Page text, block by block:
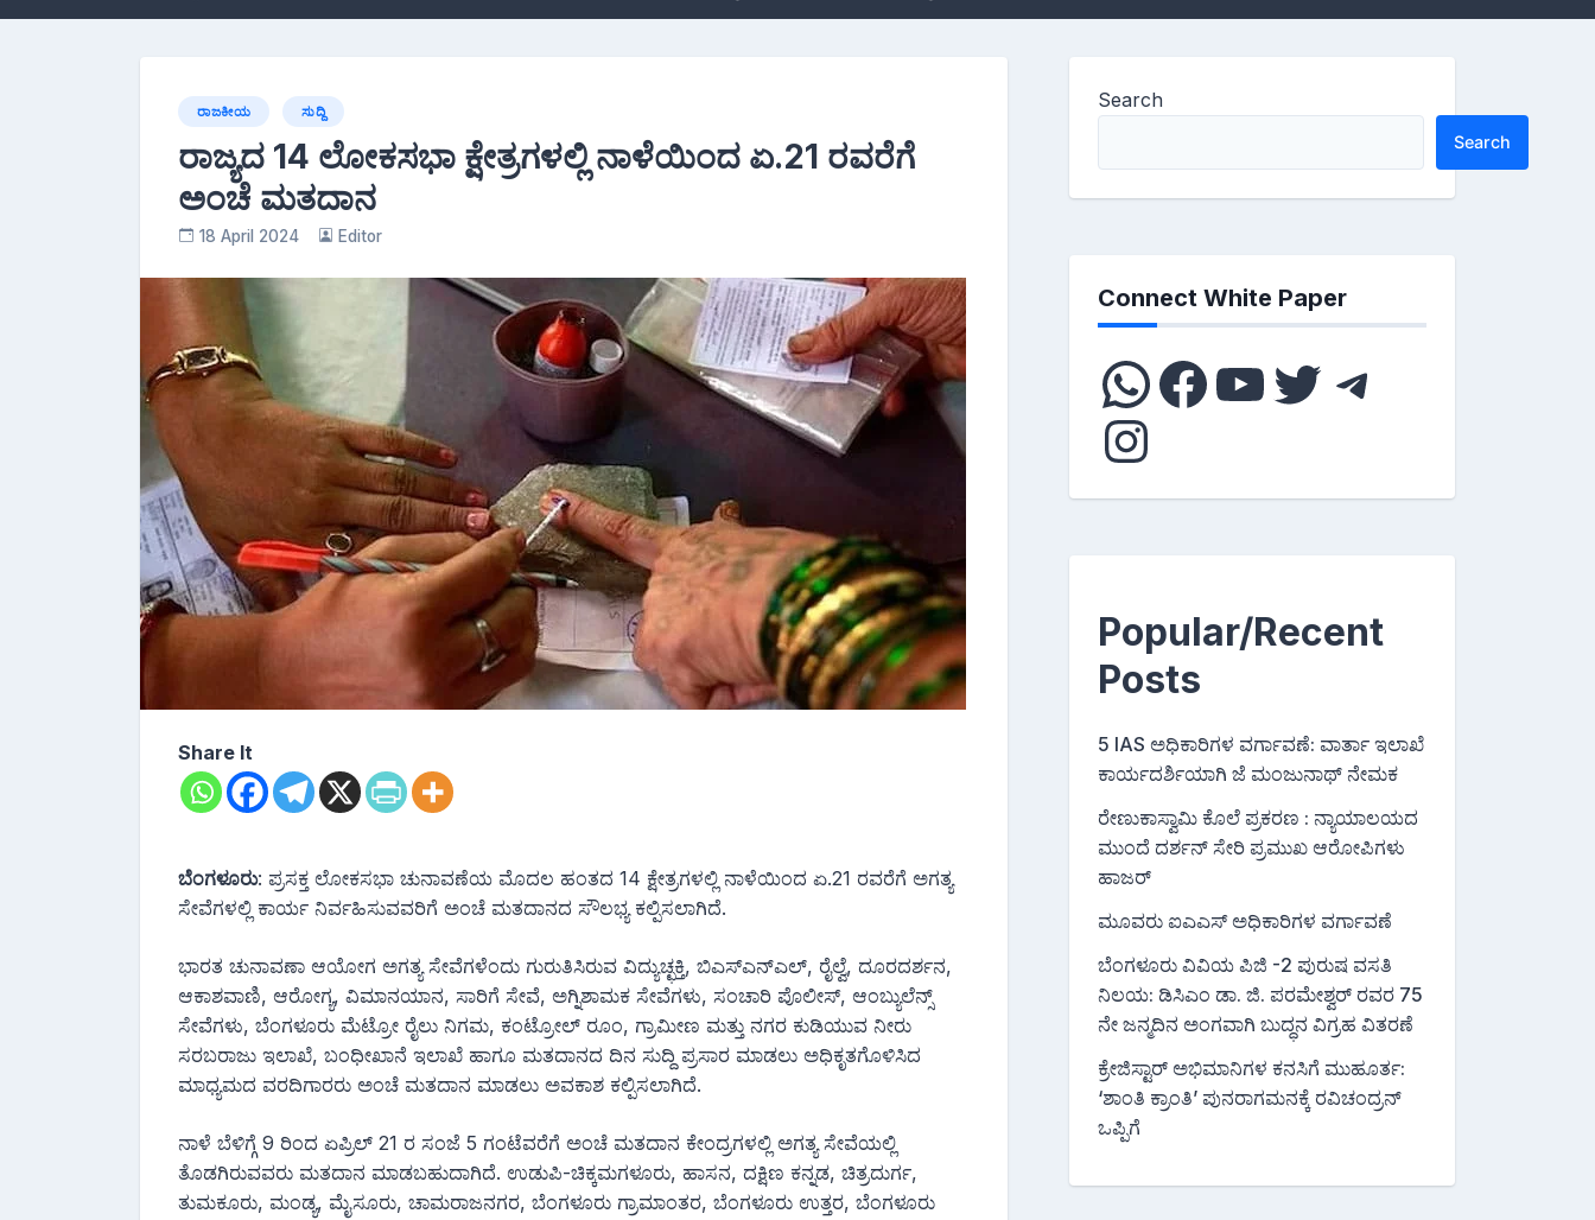
ರಾಜಕೀಯ ಸುದ್ದಿ
ರಾಜ್ಯದ 14 ಲೋಕಸಭಾ ಕ್ಷೇತ್ರಗಳಲ್ಲಿ ನಾಳೆಯಿಂದ ಏ.21 ರವರೆಗೆ
ಅಂಚೆ ಮತದಾನ
18 April 2024 Editor
Share It
ಬೆಂಗಳೂರು: ಪ್ರಸಕ್ತ ಲೋಕಸಭಾ ಚುನಾವಣೆಯ ಮೊದಲ ಹಂತದ 14 ಕ್ಷೇತ್ರಗಳಲ್ಲಿ ನಾಳೆಯಿಂದ ಏ.21 ರವರೆಗೆ ಅಗತ್ಯ
ಸೇವೆಗಳಲ್ಲಿ ಕಾರ್ಯ ನಿರ್ವಹಿಸುವವರಿಗೆ ಅಂಚೆ ಮತದಾನದ ಸೌಲಭ್ಯ ಕಲ್ಪಿಸಲಾಗಿದೆ.
ಭಾರತ ಚುನಾವಣಾ ಆಯೋಗ ಅಗತ್ಯ ಸೇವೆಗಳೆಂದು ಗುರುತಿಸಿರುವ ವಿದ್ಯುಚ್ಛಕ್ತಿ, ಬಿಎಸ್‍ಎನ್‍ಎಲ್, ರೈಲ್ವೆ, ದೂರದರ್ಶನ,
ಆಕಾಶವಾಣಿ, ಆರೋಗ್ಯ, ವಿಮಾನಯಾನ, ಸಾರಿಗೆ ಸೇವೆ, ಅಗ್ನಿಶಾಮಕ ಸೇವೆಗಳು, ಸಂಚಾರಿ ಪೊಲೀಸ್, ಆಂಬ್ಯುಲೆನ್ಸ್
ಸೇವೆಗಳು, ಬೆಂಗಳೂರು ಮೆಟ್ರೋ ರೈಲು ನಿಗಮ, ಕಂಟ್ರೋಲ್ ರೂಂ, ಗ್ರಾಮೀಣ ಮತ್ತು ನಗರ ಕುಡಿಯುವ ನೀರು
ಸರಬರಾಜು ಇಲಾಖೆ, ಬಂಧೀಖಾನೆ ಇಲಾಖೆ ಹಾಗೂ ಮತದಾನದ ದಿನ ಸುದ್ದಿ ಪ್ರಸಾರ ಮಾಡಲು ಅಧಿಕೃತಗೊಳಿಸಿದ
ಮಾಧ್ಯಮದ ವರದಿಗಾರರು ಅಂಚೆ ಮತದಾನ ಮಾಡಲು ಅವಕಾಶ ಕಲ್ಪಿಸಲಾಗಿದೆ.
ನಾಳೆ ಬೆಳಿಗ್ಗೆ 9 ರಿಂದ ಏಪ್ರಿಲ್ 21 ರ ಸಂಜೆ 5 ಗಂಟೆವರೆಗೆ ಅಂಚೆ ಮತದಾನ ಕೇಂದ್ರಗಳಲ್ಲಿ ಅಗತ್ಯ ಸೇವೆಯಲ್ಲಿ
ತೊಡಗಿರುವವರು ಮತದಾನ ಮಾಡಬಹುದಾಗಿದೆ. ಉಡುಪಿ-ಚಿಕ್ಕಮಗಳೂರು, ಹಾಸನ, ದಕ್ಷಿಣ ಕನ್ನಡ, ಚಿತ್ರದುರ್ಗ,
ತುಮಕೂರು, ಮಂಡ್ಯ, ಮೈಸೂರು, ಚಾಮರಾಜನಗರ, ಬೆಂಗಳೂರು ಗ್ರಾಮಾಂತರ, ಬೆಂಗಳೂರು ಉತ್ತರ, ಬೆಂಗಳೂರು
Search
Search
Connect White Paper
WhatsApp Facebook YouTube Twitter
Telegram
Instagram
Popular/Recent
Posts
5 IAS ಅಧಿಕಾರಿಗಳ ವರ್ಗಾವಣೆ: ವಾರ್ತಾ ಇಲಾಖೆ
ಕಾರ್ಯದರ್ಶಿಯಾಗಿ ಜೆ ಮಂಜುನಾಥ್ ನೇಮಕ
ರೇಣುಕಾಸ್ವಾಮಿ ಕೊಲೆ ಪ್ರಕರಣ : ನ್ಯಾಯಾಲಯದ
ಮುಂದೆ ದರ್ಶನ್ ಸೇರಿ ಪ್ರಮುಖ ಆರೋಪಿಗಳು
ಹಾಜರ್
ಮೂವರು ಐಎಎಸ್ ಅಧಿಕಾರಿಗಳ ವರ್ಗಾವಣೆ
ಬೆಂಗಳೂರು ವಿವಿಯ ಪಿಜಿ -2 ಪುರುಷ ವಸತಿ
ನಿಲಯ: ಡಿಸಿಎಂ ಡಾ. ಜಿ. ಪರಮೇಶ್ವರ್ ರವರ 75
ನೇ ಜನ್ಮದಿನ ಅಂಗವಾಗಿ ಬುದ್ಧನ ವಿಗ್ರಹ ವಿತರಣೆ
ಕ್ರೇಜಿಸ್ಟಾರ್ ಅಭಿಮಾನಿಗಳ ಕನಸಿಗೆ ಮುಹೂರ್ತ:
‘ಶಾಂತಿ ಕ್ರಾಂತಿ’ ಪುನರಾಗಮನಕ್ಕೆ ರವಿಚಂದ್ರನ್
ಒಪ್ಪಿಗೆ